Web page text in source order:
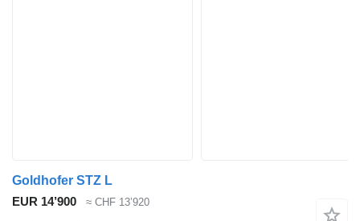
Goldhofer STZ L
EUR 14’900
≈ CHF 13’920